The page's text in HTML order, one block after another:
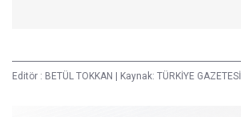
Editör : BETÜL TOKKAN Kaynak: TÜRKİYE GAZETESİ